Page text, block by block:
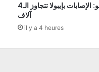
الكونغو: الإصابات بإيبولا تتجاوز الـ4
آلاف
il y a 4 heures